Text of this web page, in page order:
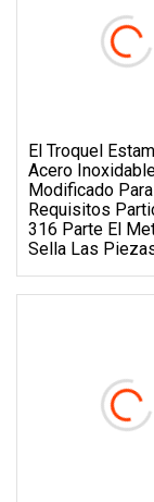
El Troquel
Acero
Modificado Para
Requisitos
316 Parte El
Sella Las